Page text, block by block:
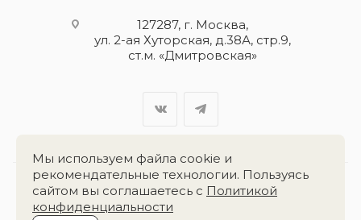
127287, г. Москва,
ул. 2-ая Хуторская, д.38А, стр.9,
ст.м. «Дмитровская»
Разработка сайта:
Мы используем файла cookie и
рекомендательные технологии. Пользуясь
сайтом вы соглашаетесь с Политикой
конфиденциальности